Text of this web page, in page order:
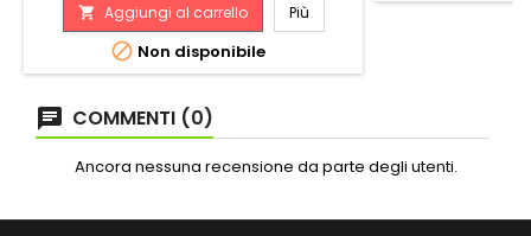
 Aggiungi al carrello Più
 Non disponibile
COMMENTI (0)
Ancora nessuna recensione da parte degli utenti.